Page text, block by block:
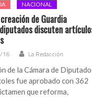
NACIONAL
de Guardia
discuten
16 La Redacción
de la Cámara de
fue aprobado con 362
que reforma,